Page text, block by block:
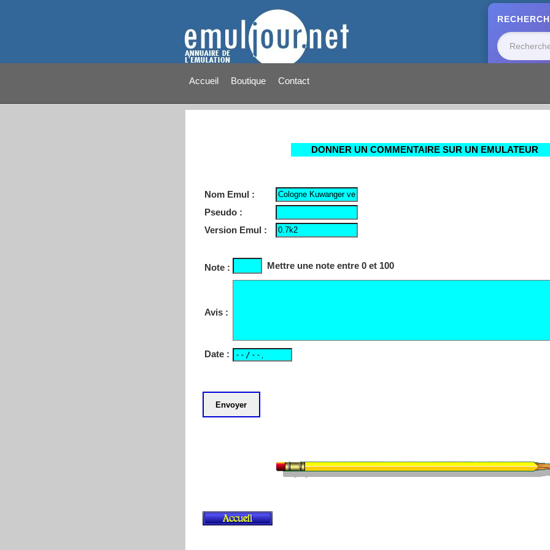
Accueil Boutique Contact
DONNER UN COMMENTAIRE SUR UN EMULATEUR
Nom Emul :
Pseudo :
Version Emul :
Note : Mettre une note entre 0 et 100
Avis :
Date :